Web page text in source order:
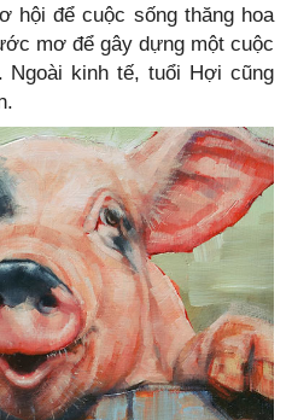
hội để cuộc sống thăng hoa
mơ để gây dựng một cuộc
Ngoài kinh tế, tuổi Hợi cũng